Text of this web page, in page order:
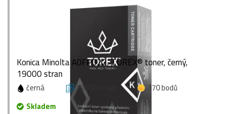
Konica Minolta A0FP022, TOREX® toner, černý,
19000 stran
černá 19000 stran
370 bodů
Skladem